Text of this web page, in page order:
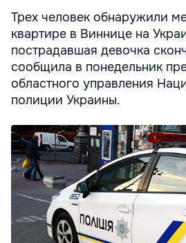
Трех человек обнаружили
квартире в Виннице на
пострадавшая девочка
сообщила в понедельник
областного управления
полиции Украины.